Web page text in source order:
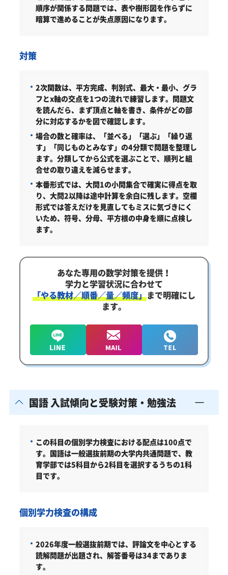
順序が関係する問題では、表や樹形図を作らずに
暗算で進めることが失点原因になります。
対策
2次関数は、平方完成、判別式、最大・最小、グラ
フとx軸の交点を1つの流れで練習します。問題文
を読んだら、まず頂点と軸を書き、条件がどの部
分に対応するかを図で確認します。
場合の数と確率は、「並べる」「選ぶ」「繰り返
す」「同じものとみなす」の4分類で問題を整理し
ます。分類してから公式を選ぶことで、順列と組
合せの取り違えを減らせます。
本番形式では、大問1の小問集合で確実に得点を取
り、大問2以降は途中計算を余白に残します。空欄
形式では答えだけを見直してもミスに気づきにく
いため、符号、分母、平方根の中身を順に点検し
ます。
あなた専用の数学対策を提供！
学力と学習状況に合わせて
「やる教材／順番／量／頻度」まで明確にし
ます。
国語 入試傾向と受験対策・勉強法
この科目の個別学力検査における配点は100点で
す。国語は一般選抜前期の大学内共通問題で、教
育学部では5科目から2科目を選択するうちの1科
目です。
個別学力検査の構成
2026年度一般選抜前期では、評論文を中心とする
読解問題が出題され、解答番号は34までありま
す。